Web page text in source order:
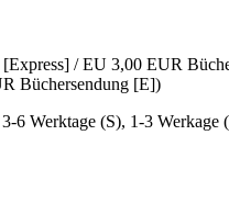
/ EU 3,00 EUR
Büchersendung [E])
Werktage (S), 1-3